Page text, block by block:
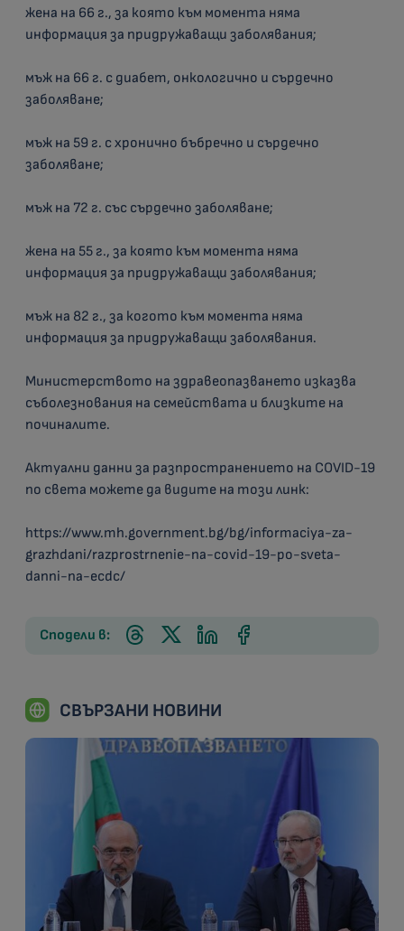
жена на 66 г., за която към момента няма
информация за придружаващи заболявания;
мъж на 66 г. с диабет, онкологично и сърдечно
заболяване;
мъж на 59 г. с хронично бъбречно и сърдечно
заболяване;
мъж на 72 г. със сърдечно заболяване;
жена на 55 г., за която към момента няма
информация за придружаващи заболявания;
мъж на 82 г., за когото към момента няма
информация за придружаващи заболявания.
Министерството на здравеопазването изказва
съболезнования на семействата и близките на
починалите.
Актуални данни за разпространението на COVID-19
по света можете да видите на този линк:
https://www.mh.government.bg/bg/informaciya-za-
grazhdani/razprostrnenie-na-covid-19-po-sveta-
danni-na-ecdc/
Сподели в:
СВЪРЗАНИ НОВИНИ